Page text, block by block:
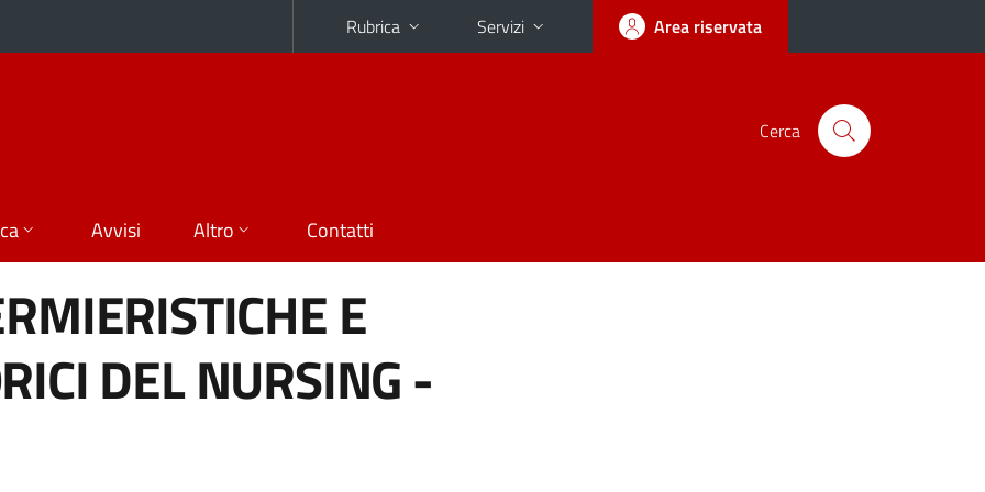
Rubrica Servizi Area riservata
Cerca
Avvisi Altro Contatti
E
DEL NURSING -